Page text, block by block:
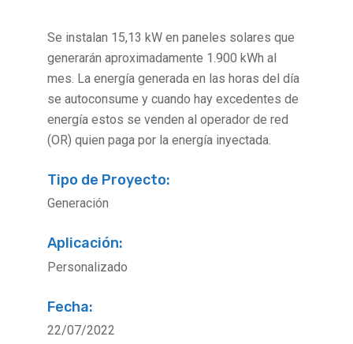
Se instalan 15,13 kW en paneles solares que
generarán aproximadamente 1.900 kWh al
mes. La energía generada en las horas del día
se autoconsume y cuando hay excedentes de
energía estos se venden al operador de red
(OR) quien paga por la energía inyectada.
Tipo de Proyecto:
Generación
Aplicación:
Personalizado
Fecha:
22/07/2022